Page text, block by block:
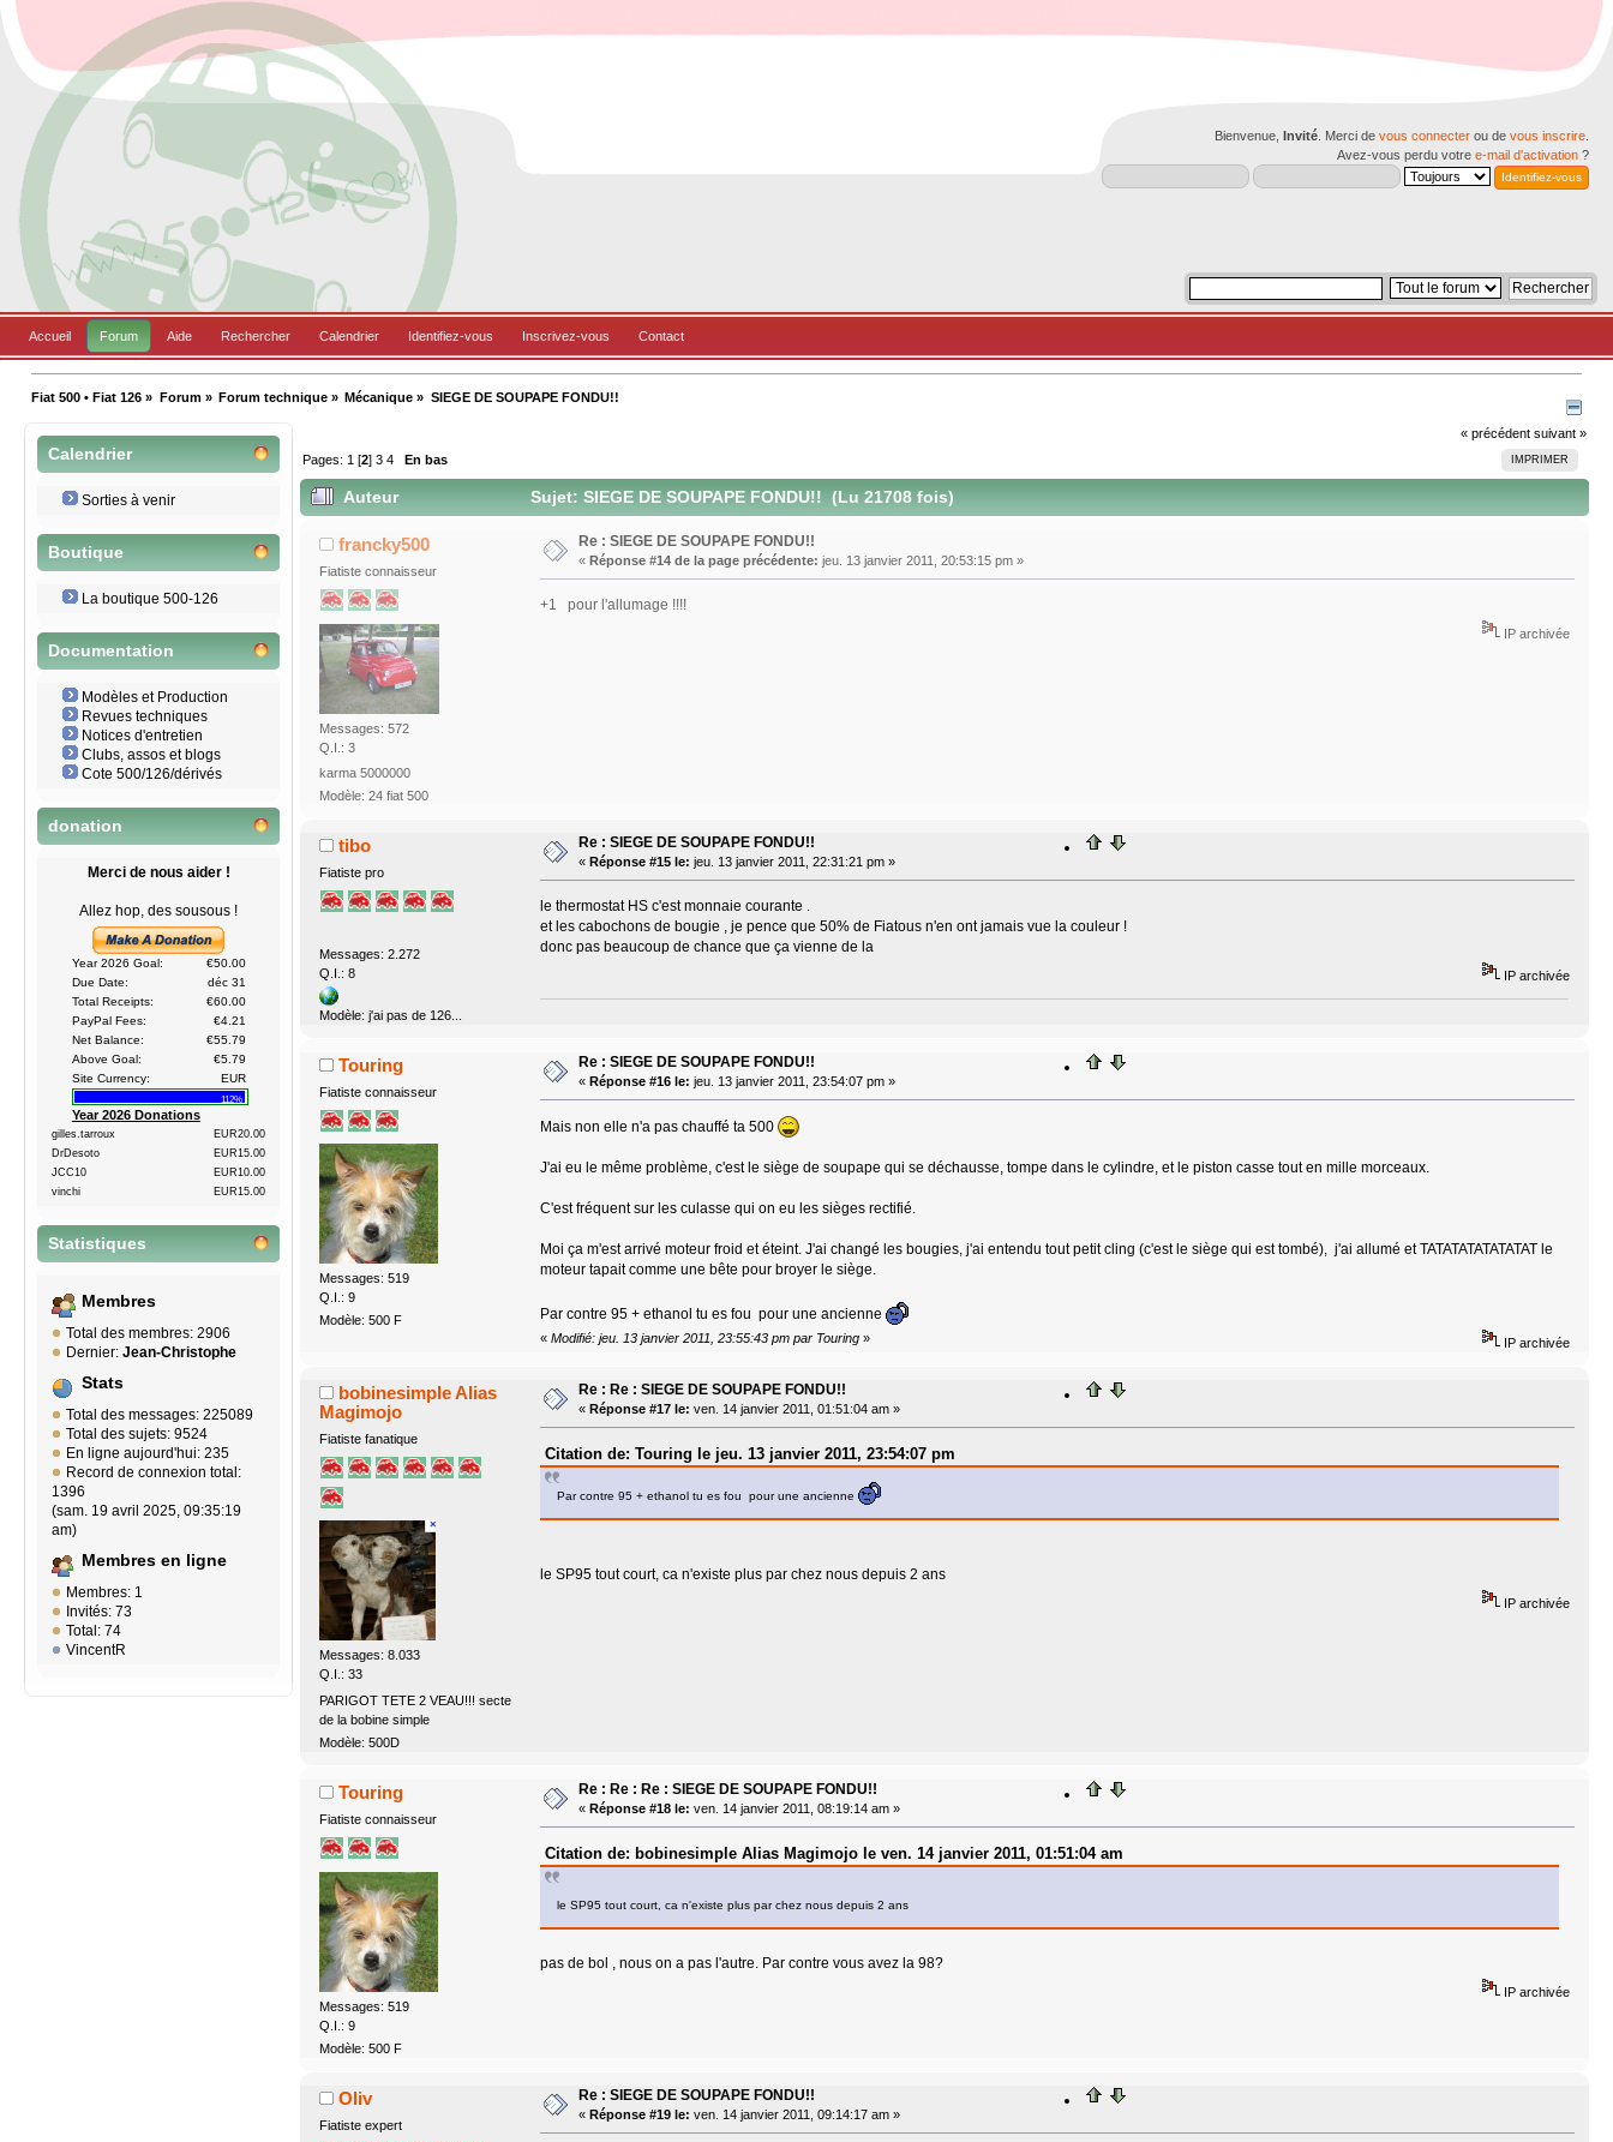
Bienvenue, Invité . Merci de vous connecter ou de vous inscrire
Avez-vous perdu votre e-mail d'activation ?
Accueil Forum Aide Rechercher Calendrier Identifiez-vous Inscrivez-vous Contact
Fiat 500 • Fiat 126 » Forum» Forum technique» Mécanique » SIEGE DE SOUPAPE FONDU!!
Calendrier
Sorties à venir
Boutique
La boutique 500-126
Documentation
Modèles et Production
Revues techniques
Notices d'entretien
Clubs, assos et blogs
Cote 500/126/dérivés
donation
Merci de nous aider !
Allez hop, des sousous !
Year 2026 Goal:
€50.00
Due Date:
déc 31
Total Receipts:
€60.00
PayPal Fees:
€4.21
Net Balance:
€55.79
Above Goal:
€5.79
Site Currency:
EUR
112%
Year 2026 Donations
gilles.tarroux
EUR20.00
DrDesoto
EUR15.00
JCC10
EUR10.00
vinchi
EUR15.00
Statistiques
Membres
Total des membres: 2906
Dernier: Jean-Christophe
Stats
Total des messages: 225089
Total des sujets: 9524
En ligne aujourd'hui: 235
Record de connexion total:
1396
(sam. 19 avril 2025, 09:35:19
am)
Membres en ligne
Membres: 1
Invités: 73
Total: 74
VincentR
« précédent suivant »
IMPRIMER
Pages: 1 [2]3 4 En bas
Auteur Sujet: SIEGE DE SOUPAPE FONDU!! (Lu 21708 fois)
francky500
Fiatiste connaisseur
Messages: 572
Q.I.: 3
karma 5000000
Modèle: 24 fiat 500
Re : SIEGE DE SOUPAPE FONDU!!
« Réponse #14 de la page précédente: jeu. 13 janvier 2011, 20:53:15 pm »
+1 pour l'allumage !!!!
IP archivée
tibo
Fiatiste pro
Messages: 2.272
Q.I.: 8
Modèle: j'ai pas de 126...
Re : SIEGE DE SOUPAPE FONDU!!
« Réponse #15 le: jeu. 13 janvier 2011, 22:31:21 pm »
le thermostat HS c'est monnaie courante .
et les cabochons de bougie , je pence que 50% de Fiatous n'en ont jamais vue la couleur !
donc pas beaucoup de chance que ça vienne de la
IP archivée
Touring
Fiatiste connaisseur
Messages: 519
Q.I.: 9
Modèle: 500 F
Re : SIEGE DE SOUPAPE FONDU!!
« Réponse #16 le: jeu. 13 janvier 2011, 23:54:07 pm »
Mais non elle n'a pas chauffé ta 500
J'ai eu le même problème, c'est le siège de soupape qui se déchausse, tompe dans le cylindre, et le piston casse tout en mille morceaux.
C'est fréquent sur les culasse qui on eu les sièges rectifié.
Moi ça m'est arrivé moteur froid et éteint. J'ai changé les bougies, j'ai entendu tout petit cling (c'est le siège qui est tombé), j'ai allumé et TATATATATATATAT le
moteur tapait comme une bête pour broyer le siège.
Par contre 95 + ethanol tu es fou pour une ancienne
« Modifié: jeu. 13 janvier 2011, 23:55:43 pm par Touring» IP archivée
bobinesimple Alias
Magimojo
Fiatiste fanatique
Messages: 8.033
Q.I.: 33
PARIGOT TETE 2 VEAU!!! secte
de la bobine simple
Modèle: 500D
Re : Re : SIEGE DE SOUPAPE FONDU!!
« Réponse #17 le: ven. 14 janvier 2011, 01:51:04 am »
Citation de: Touring le jeu. 13 janvier 2011, 23:54:07 pm
Par contre 95 + ethanol tu es fou pour une ancienne
le SP95 tout court, ca n'existe plus par chez nous depuis 2 ans
IP archivée
Touring
Fiatiste connaisseur
Messages: 519
Q.I.: 9
Modèle: 500 F
Re : Re : Re : SIEGE DE SOUPAPE FONDU!!
« Réponse #18 le: ven. 14 janvier 2011, 08:19:14 am »
Citation de: bobinesimple Alias Magimojo le ven. 14 janvier 2011, 01:51:04 am
le SP95 tout court, ca n'existe plus par chez nous depuis 2 ans
pas de bol , nous on a pas l'autre. Par contre vous avez la 98?
IP archivée
Oliv
Fiatiste expert
Re : SIEGE DE SOUPAPE FONDU!!
« Réponse #19 le: ven. 14 janvier 2011, 09:14:17 am »